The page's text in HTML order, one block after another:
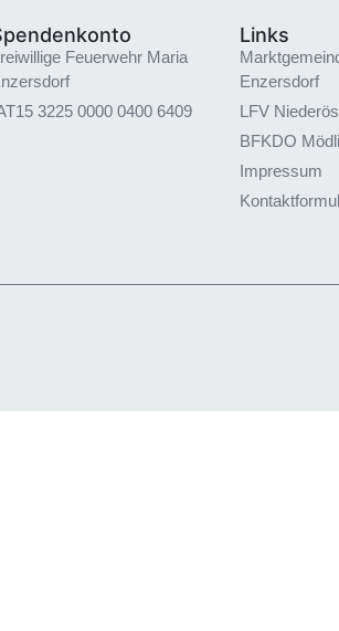
Feuerwehr Maria
3225 0000 0400 6409
Links
Enzersdorf
LFV
BFKDO
Impressum